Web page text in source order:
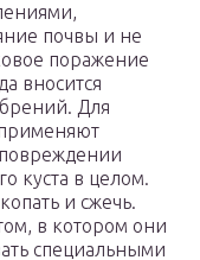
почвы и не
поражение
вносится
Для
куста в целом.
и сжечь.
в котором они
специальными